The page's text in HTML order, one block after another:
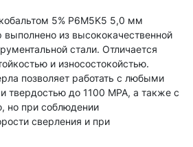
5% P6M5K5 5,0 мм
выполнено из высококачественной
стали. Отличается
и износостокойстью.
позволяет работать с любыми
твердостью до 1100 МРА, а также с
но при соблюдении
сверления и при